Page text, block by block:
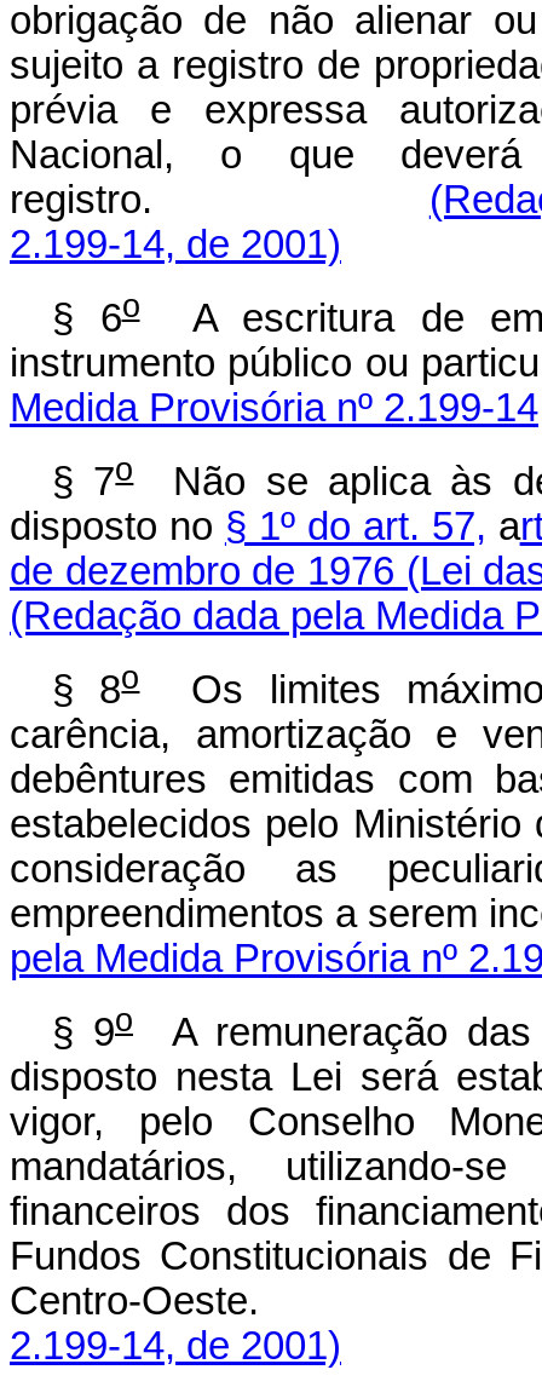
obrigação de não alienar
sujeito a registro de
prévia e expressa
Nacional, o que
registro.
2.199-14, de 2001)
§ 6oA escritura de
instrumento público ou
Medida Provisória nº 2.199-
§ 7oNão se aplica às
disposto no § 1º do art. 57, a
de dezembro de 1976 (Lei
(Redação dada pela Medida
§ 8oOs limites
carência, amortização e
debêntures emitidas com
estabelecidos pelo
consideração as
empreendimentos a serem
pela Medida Provisória nº
§ 9o
A remuneração
disposto nesta Lei será
vigor, pelo Conselho
mandatários, utilizando-
financeiros dos
Fundos Constitucionais de
Centro-
2.199-14, de 2001)